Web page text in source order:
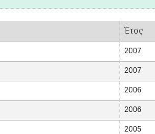
Έτος
2007
2007
2006
2006
2005